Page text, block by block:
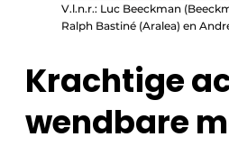
V.l.n.r.: Luc Beeckman
Ralph Bastiné (Aralea) en
Krachtige
wendbare